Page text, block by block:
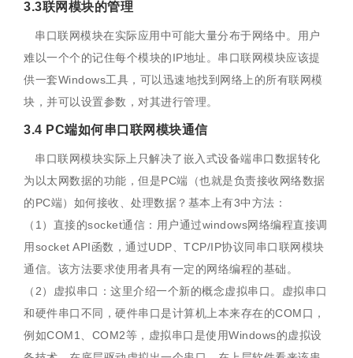
3.3联网模块的管理
串口联网模块在实际应用中可能大量分布于网络中。用户
难以一个个的记住每个模块的IP地址。串口联网模块应该提
供一套Windows工具，可以迅速地找到网络上的所有联网模
块，并可以设置参数，对其进行管理。
3.4 PC端如何串口联网模块通信
串口联网模块实际上只解决了嵌入式设备端串口数据转化
为以太网数据的功能，但是PC端（也就是负责接收网络数据
的PC端）如何接收、处理数据？基本上有3中方法：
（1）直接的socket通信：用户通过windows网络编程直接调
用socket API函数，通过UDP、TCP/IP协议同串口联网模块
通信。该方法要求使用者具有一定的网络编程的基础。
（2）虚拟串口：这里介绍一个新的概念虚拟串口。虚拟串口
和硬件串口不同，硬件串口是计算机上本来存在的COM口，
例如COM1、COM2等，虚拟串口是使用Windows的虚拟设